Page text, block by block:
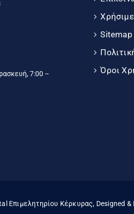
7:00 –
Sitemap
Όροι
Επιμελητηρίου Κέρκυρας, Designed &